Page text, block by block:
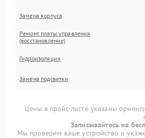
Замена корпуса
Ремонт платы управления
(восстановление)
Гидроизоляция
Замена подсветки
Цены в прайс-листе указаны
Записывайтесь на
Мы проверим ваше устройство и